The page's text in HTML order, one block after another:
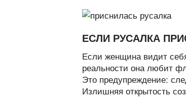
ЕСЛИ РУСАЛКА
Если женщина видит
реальности она любит
Это предупреждение:
Излишняя открытость